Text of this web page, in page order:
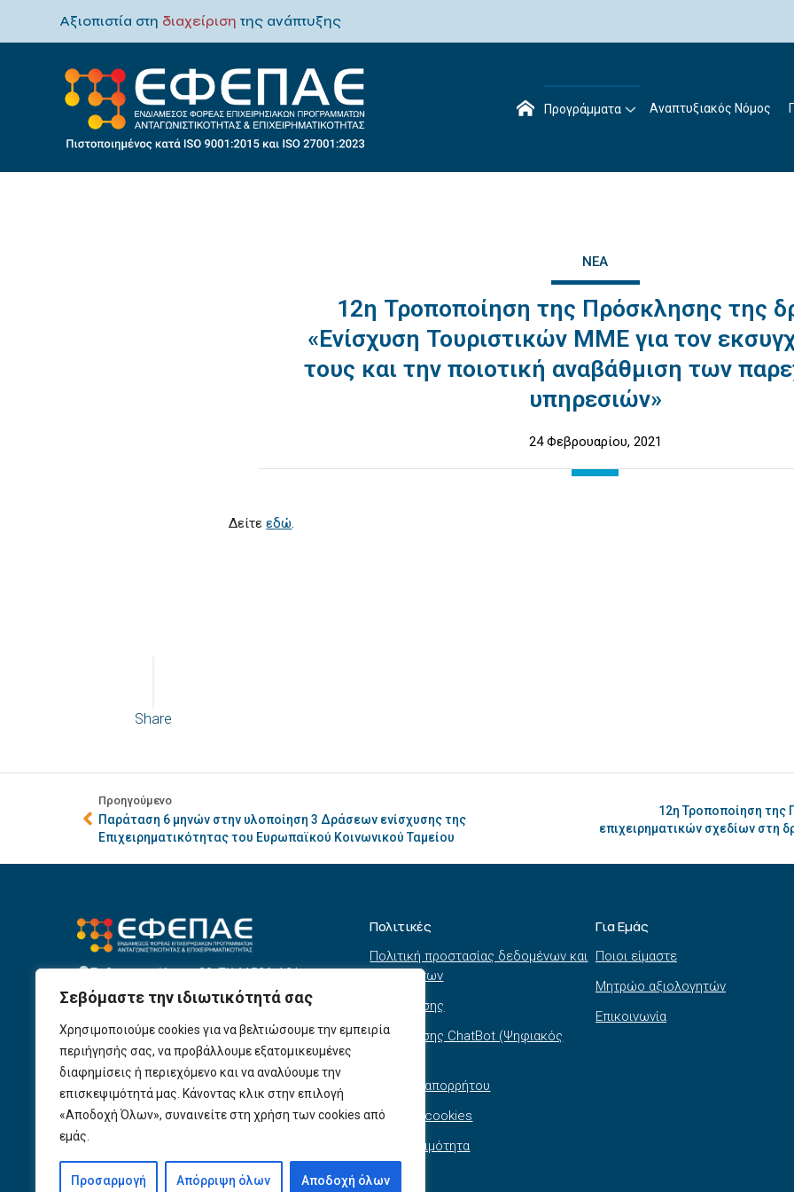
Σεβόμαστε την ιδιωτικότητά σας
Χρησιμοποιούμε cookies για να βελτιώσουμε την εμπειρία
περιήγησής σας, να προβάλλουμε εξατομικευμένες
διαφημίσεις ή περιεχόμενο και να αναλύουμε την
επισκεψιμότητά μας. Κάνοντας κλικ στην επιλογή
«Αποδοχή Όλων», συναινείτε στη χρήση των cookies από
εμάς.
Προσαρμογή Απόρριψη όλων Αποδοχή όλων
Αξιοπιστία στη διαχείριση της ανάπτυξης
Προγράμματα Αναπτυξιακός Νόμος
ΝΈΑ
12η Τροποποίηση της Πρόσκλησης της
«Ενίσχυση Τουριστικών ΜΜΕ για τον
τους και την ποιοτική αναβάθμιση των
υπηρεσιών»
24 Φεβρουαρίου, 2021
Share
Δείτεεδώ.
Προηγούμενο
Παράταση 6 μηνών στην υλοποίηση 3 Δράσεων ενίσχυσης της
Επιχειρηματικότητας του Ευρωπαϊκού Κοινωνικού Ταμείου
12η Τροποποίηση
επιχειρηματικών σχεδίων στη
Σεβαστουπόλεως 80, ΤΚ 11526, Αθήνα
info@efepae.gr
anaptyxiakos@efepae.gr
210 6985210
Ωράριο Λειτουργίας:
Δευτέρα – Παρασκευή, 09:00 – 17:00
Αριθμός ΓΕΜΗ: 154190801000
Πολιτικές
Πολιτική προστασίας δεδομένων και
συστημάτων
Όροι χρήσης
Όροι χρήσης ChatBot (Ψηφιακός
Πολιτική απορρήτου
Πολιτική cookies
Προσβασιμότητα
Για Εμάς
Ποιοι είμαστε
Μητρώο αξιολογητών
Επικοινωνία